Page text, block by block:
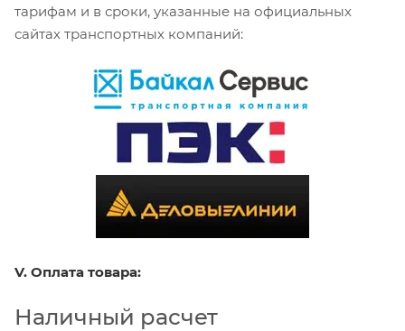
тарифам и в сроки, указанные на официальных
сайтах транспортных компаний:
V. Оплата товара:
Наличный расчет